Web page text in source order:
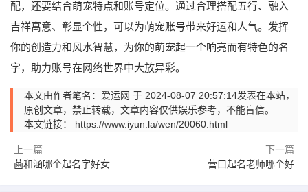
配，还要结合萌宠特点和账号定位。通过合理搭配五行、融入
吉祥寓意、彰显个性，可以为萌宠账号带来好运和人气。发挥
你的创造力和风水智慧，为你的萌宠起一个响亮而有特色的名
字，助力账号在网络世界中大放异彩。
本文由作者笔名：爱运网 于 2024-08-07 20:57:14发表在本站，
原创文章，禁止转载，文章内容仅供娱乐参考，不能盲信。
本文链接： https://www.iyun.la/wen/20060.html
上一篇
菡和涵哪个起名字好女
下一篇
营口起名老师哪个好